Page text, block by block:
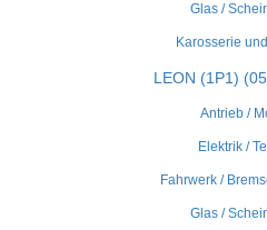
Glas /
Karosserie
LEON (1P1)
Antrieb /
Elektrik /
Fahrwerk /
Glas /